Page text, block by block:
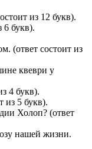
из 12 букв).
6 букв).
(ответ состоит из
квеври у
4 букв).
из 5 букв).
Холоп? (ответ
нашей жизни.